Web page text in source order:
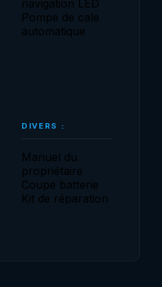
navigation LED
Pompe de cale
automatique
DIVERS :
Manuel du
propriétaire
Coupe batterie
Kit de réparation